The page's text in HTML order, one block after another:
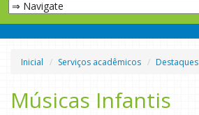
Inicial Serviços acadêmicos Destaques
Músicas Infantis